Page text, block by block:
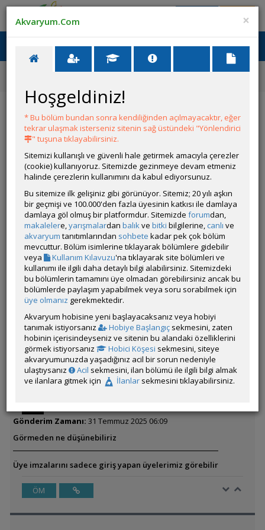
Ana Menü
Akvaryum ve Tür Tavsiyesi
30 Litrelik Canlı Doğurgan Akvaryumu
YANIT YAZ
Baliklarinaasik
Çevrim Dışı
Gönderim Zamanı:30 Temmuz 2025 23:00
Fotoğraf koyamadım ama anlatıyım 30 litrelik akvaryumum 1
siyah molim ve 4 tane endler Lepistes yavrusu var hepsi erkek 2
farklı yem veriyorum biri toz proteinli biride moliler için iç
filtrem var süsler;4 kilo silis kum , bahçeden topladığım sirke
testi yaptığım taşlar, petshopcudan aldığım küçük kale. Ne
düşünüyorsunuz
Üye imzalarını sadece giriş yapan üyelerimiz görebilir
ÖM
İsmail_0631
Gönderim Zamanı: 31 Temmuz 2025 06:09
Görmeden ne düşünebiliriz
Üye imzalarını sadece giriş yapan üyelerimiz görebilir
ÖM
×
Akvaryum.Com
Hoşgeldiniz!
* Bu bölüm bundan sonra kendiliğinden açılmayacaktır, eğer
tekrar ulaşmak isterseniz sitenin sağ üstündeki "Yönlendirici
" tuşuna tıklayabilirsiniz.
Sitemizi kullanışlı ve güvenli hale getirmek amacıyla çerezler
(cookie) kullanıyoruz. Sitemizde gezinmeye devam etmeniz
halinde çerezlerin kullanımını da kabul ediyorsunuz.
Bu sitemize ilk gelişiniz gibi görünüyor. Sitemiz; 20 yılı aşkın
bir geçmişi ve 100.000'den fazla üyesinin katkısı ile damlaya
damlaya göl olmuş bir platformdur. Sitemizde forumdan,
makalelere,yarışmalardan balıkve bitki bilgilerine, canlı ve
akvaryum tanıtımlarından sohbete kadar pek çok bölüm
mevcuttur. Bölüm isimlerine tıklayarak bölümlere gidebilir
veya
Kullanım Kılavuzu'na tıklayarak site bölümleri ve
kullanımı ile ilgili daha detaylı bilgi alabilirsiniz. Sitemizdeki
bu bölümlerin tamamını üye olmadan görebilirsiniz ancak bu
bölümlerde paylaşım yapabilmek veya soru sorabilmek için
üye olmanız gerekmektedir.
Akvaryum hobisine yeni başlayacaksanız veya hobiyi
tanımak istiyorsanız
Hobiye Başlangıç sekmesini, zaten
hobinin içerisindeyseniz ve sitenin bu alandaki özelliklerini
görmek istiyorsanız
Hobici Köşesi sekmesini, siteye
akvaryumunuzda yaşadığınız acil bir sorun nedeniyle
ulaştıysanız
Acil sekmesini, ilan bölümü ile ilgili bilgi almak
ve ilanlara gitmek için
İlanlar sekmesini tıklayabilirsiniz.